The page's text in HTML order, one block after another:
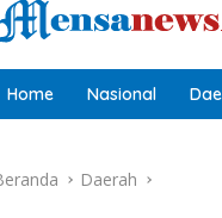
Home Nasional
Daerah